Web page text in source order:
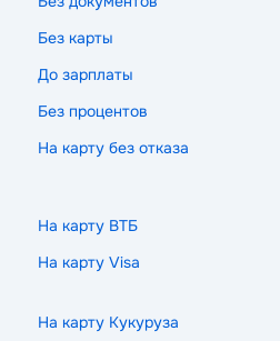
Без карты
До зарплаты
Без процентов
На карту без отказа
На карту ВТБ
На карту Visa
На карту Кукуруза